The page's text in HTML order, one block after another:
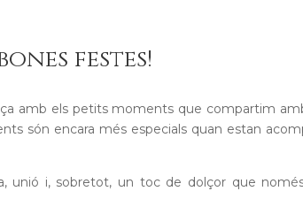
festes!
amb els petits moments que compartim
són encara més especials quan estan
unió i, sobretot, un toc de dolçor que